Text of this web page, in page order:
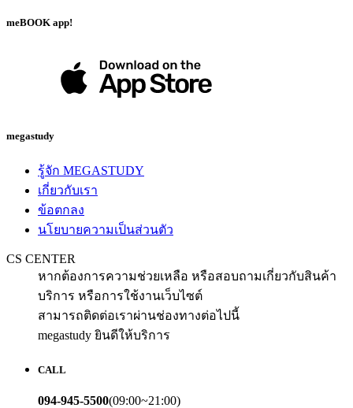
meBOOK app!
megastudy
รู้จัก MEGASTUDY
เกี่ยวกับเรา
ข้อตกลง
นโยบายความเป็นส่วนตัว
CS CENTER
หากต้องการความช่วยเหลือ หรือสอบถามเกี่ยวกับสินค้า
บริการ หรือการใช้งานเว็บไซต์
สามารถติดต่อเราผ่านช่องทางต่อไปนี้
megastudy ยินดีให้บริการ
CALL
094-945-5500(09:00~21:00)